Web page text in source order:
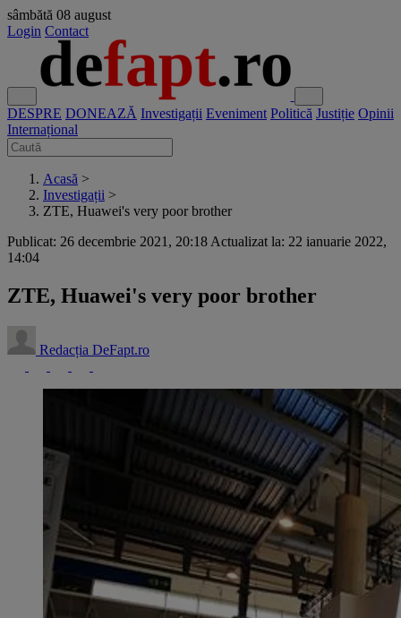
sâmbătă 08 august
Login Contact
DESPRE DONEAZĂ Investigații Eveniment Politică Justiție Opinii
Internațional
Acasă >
Investigații >
ZTE, Huawei's very poor brother
Publicat: 26 decembrie 2021, 20:18 Actualizat la: 22 ianuarie 2022,
14:04
ZTE, Huawei's very poor brother
Redacția DeFapt.ro